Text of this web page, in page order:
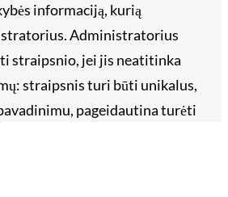
informaciją, kurią
Administratorius
straipsnio, jei jis neatitinka
straipsnis turi būti unikalus,
pageidautina turėti